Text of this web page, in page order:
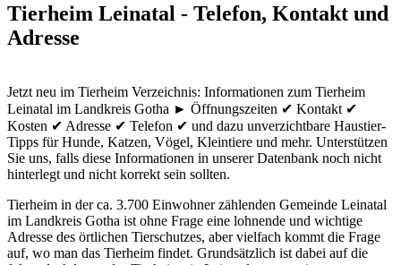
Tierheim Leinatal - Telefon, Kontakt und
Adresse
Jetzt neu im Tierheim Verzeichnis: Informationen zum Tierheim
Leinatal im Landkreis Gotha ► Öffnungszeiten ✔ Kontakt ✔
Kosten ✔ Adresse ✔ Telefon ✔ und dazu unverzichtbare Haustier-
Tipps für Hunde, Katzen, Vögel, Kleintiere und mehr. Unterstützen
Sie uns, falls diese Informationen in unserer Datenbank noch nicht
hinterlegt und nicht korrekt sein sollten.
Tierheim in der ca. 3.700 Einwohner zählenden Gemeinde Leinatal
im Landkreis Gotha ist ohne Frage eine lohnende und wichtige
Adresse des örtlichen Tierschutzes, aber vielfach kommt die Frage
auf, wo man das Tierheim findet. Grundsätzlich ist dabei auf die